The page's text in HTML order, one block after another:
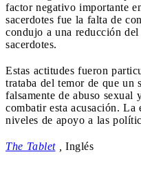
factor negativo importante
sacerdotes fue la falta de
condujo a una reducción
sacerdotes.
Estas actitudes fueron
trataba del temor de que un
falsamente de abuso sexual
combatir esta acusación. La
niveles de apoyo a las
The Tablet, Inglés